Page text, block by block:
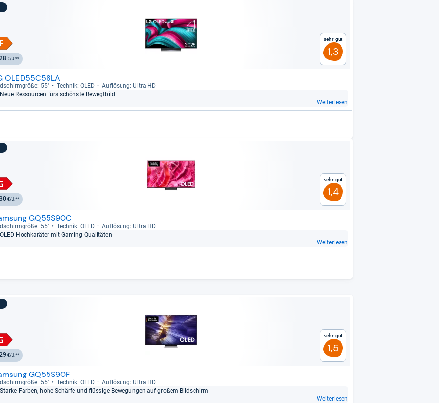
28€/J.**
Sehr gut
1,3
OLED55C58LA
55" Tech­nik: OLED
Auf­lö­sung: Ultra HD
Neue Res­sour­cen fürs schönste Bewegt­bild
Weiterlesen
30€/J.**
Sehr gut
1,4
GQ55S90C
55" Tech­nik: OLED
Auf­lö­sung: Ultra HD
OLED-​Hoch­ka­rä­ter mit Gaming-​Qua­li­tä­ten
Weiterlesen
29 €/J.**
Sehr gut
1,5
GQ55S90F
55" Tech­nik: OLED
Auf­lö­sung: Ultra HD
Starke Far­ben, hohe Schärfe und flüs­sige Bewe­gun­gen auf großem Bild­schirm
Weiterlesen